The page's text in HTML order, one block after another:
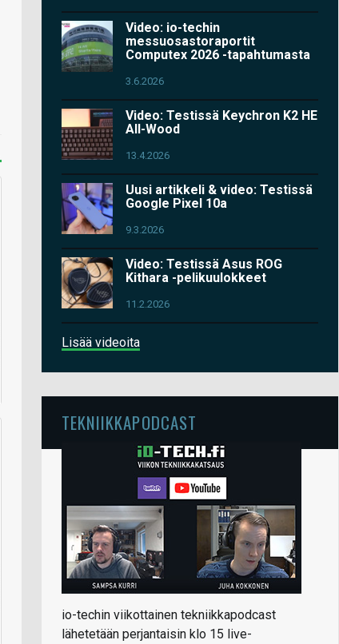
Video: io-techin
messuosastoraportit
Computex 2026 -tapahtumasta
3.6.2026
Video: Testissä Keychron K2 HE
All-Wood
13.4.2026
Uusi artikkeli & video: Testissä
Google Pixel 10a
9.3.2026
Video: Testissä Asus ROG
Kithara -pelikuulokkeet
11.2.2026
Lisää videoita
TEKNIIKKAPODCAST
io-techin viikottainen tekniikkapodcast
lähetetään perjantaisin klo 15 live-